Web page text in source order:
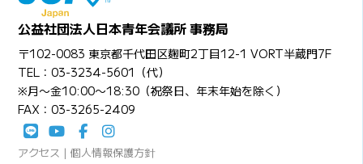
公益社団法人日本青年会議所 事務局
〒102-0083 東京都千代田区麹町2丁目12-1 VORT半蔵門7F
TEL：03-3234-5601（代）
※月〜金10:00〜18:30（祝祭日、年末年始を除く）
FAX：03-3265-2409
アクセス |個人情報保護方針